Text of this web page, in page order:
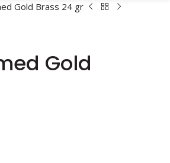
Gold Brass 24 gr
Gold